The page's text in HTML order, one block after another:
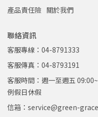
產品責任險 關於我們
聯絡資訊
客服專線：04-8791333
客服傳真：04-8793191
客服時間：週一至週五
例假日休假
信箱：service@green-